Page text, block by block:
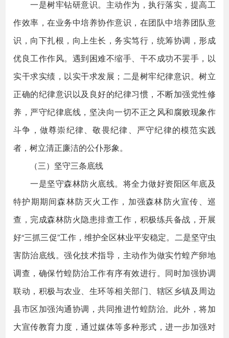
一是树牢钻研意识。主动作为，执行落实，提高工
作效率，在业务中培养协作意识，在团队中培养团队意
识，向下扎根，向上生长，务实笃行，统筹协调，形成
优良工作作风。遇到困难不缩手、干不成功不罢手，以
实干求实绩，以实干求发展；二是树牢纪律意识。树立
正确的纪律意识以及良好的纪律习惯，不断加强党性修
养，严守纪律底线，坚决向一切不正之风和腐败现象作
斗争，做尊崇纪律、敬畏纪律、严守纪律的模范实践
者，树立清正廉洁的公仆形象。
（三）坚守三条底线
一是坚守森林防火底线。将全力做好资阳区年底及
特护期期间森林防灭火工作，加强森林防火宣传、巡
查，完成森林防火隐患排查工作，积极练兵备战，开展
好“三抓三促”工作，维护全区林业平安稳定。二是坚守虫
害防治底线。强化技术指导，主动作为做实竹蝗产卵地
调查，确保竹蝗防治工作有序有效进行。同时加强协调
联动，积极与农业、生环等相关部门、辖区乡镇及周边
县市区加强沟通协调，共同推进竹蝗防治。此外，将加
大宣传教育力度，通过媒体等多种形式，进一步加强对